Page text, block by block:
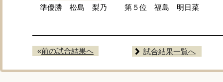
準優勝 松島 梨乃
第５位 福島 明日菜
«前の試合結果へ 試合結果一覧へ